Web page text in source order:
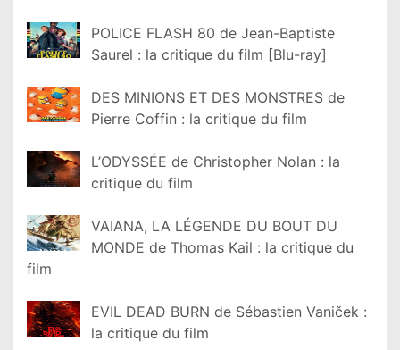
POLICE FLASH 80 de Jean-Baptiste
Saurel : la critique du film [Blu-ray]
DES MINIONS ET DES MONSTRES de
Pierre Coffin : la critique du film
L’ODYSSÉE de Christopher Nolan : la
critique du film
VAIANA, LA LÉGENDE DU BOUT DU
MONDE de Thomas Kail : la critique du
film
EVIL DEAD BURN de Sébastien Vaniček :
la critique du film